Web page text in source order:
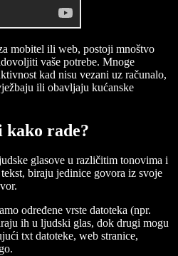
mobitel ili web, postoji mnoštvo
vaše potrebe. Mnoge
kad nisu vezani uz računalo,
ili obavljaju kućanske
kako rade?
glasove u različitim tonovima i
biraju jedinice govora iz svoje
određene vrste datoteka (npr.
ih u ljudski glas, dok drugi mogu
txt datoteke, web stranice,